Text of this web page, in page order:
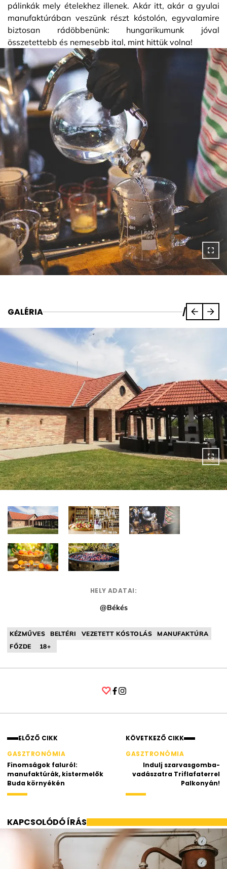
pálinkák mely ételekhez illenek. Akár itt, akár a gyulai
manufaktúrában veszünk részt kóstolón, egyvalamire
biztosan rádöbbenünk: hungarikumunk jóval
összetettebb és nemesebb ital, mint hittük volna!
GALÉRIA /
HELY ADATAI:
@Békés
KÉZMŰVES BELTÉRI VEZETETT KÓSTOLÁS
MANUFAKTÚRA
FŐZDE
18+
ELŐZŐ CIKK
GASZTRONÓMIA
Finomságok faluról:
manufaktúrák, kistermelők
Buda környékén
KÖVETKEZŐ CIKK
GASZTRONÓMIA
Indulj szarvasgomba-
vadászatra Triflafaterrel
Palkonyán!
KAPCSOLÓDÓ ÍRÁS